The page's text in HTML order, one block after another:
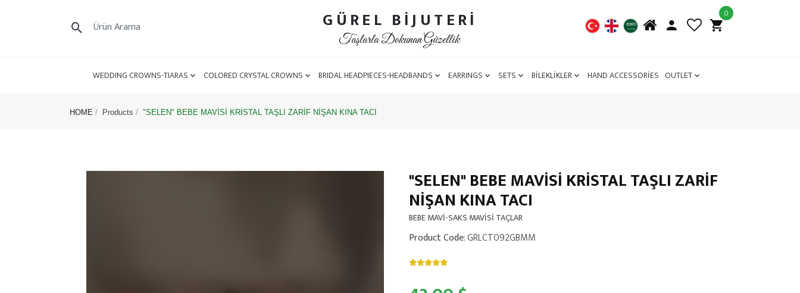
GÜREL BİJUTERİ
Taşlarla Dokunan Güzellik
0
WEDDING CROWNS-TIARAS COLORED CRYSTAL CROWNS BRIDAL HEADPIECES-HEADBANDS EARRINGS SETS BİLEKLİKLER HAND ACCESSORİES OUTLET
HOME Products "SELEN" BEBE MAVİSİ KRİSTAL TAŞLI ZARİF NİŞAN KINA TACI
"SELEN" BEBE MAVİSİ KRİSTAL TAŞLI ZARİF
NİŞAN KINA TACI
BEBE MAVİ-SAKS MAVİSİ TAÇLAR
Product Code: GRLCT092GBMM